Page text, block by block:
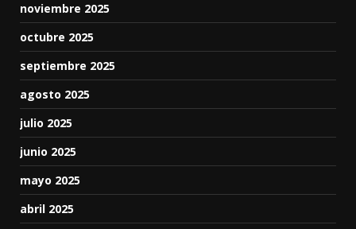
noviembre 2025
octubre 2025
septiembre 2025
agosto 2025
julio 2025
junio 2025
mayo 2025
abril 2025